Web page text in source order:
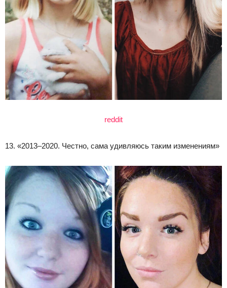
reddit
13. «2013–2020. Честно, сама удивляюсь таким изменениям»